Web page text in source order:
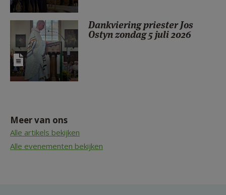
Dankviering priester Jos
Ostyn zondag 5 juli 2026
Meer van ons
Alle artikels bekijken
Alle evenementen bekijken